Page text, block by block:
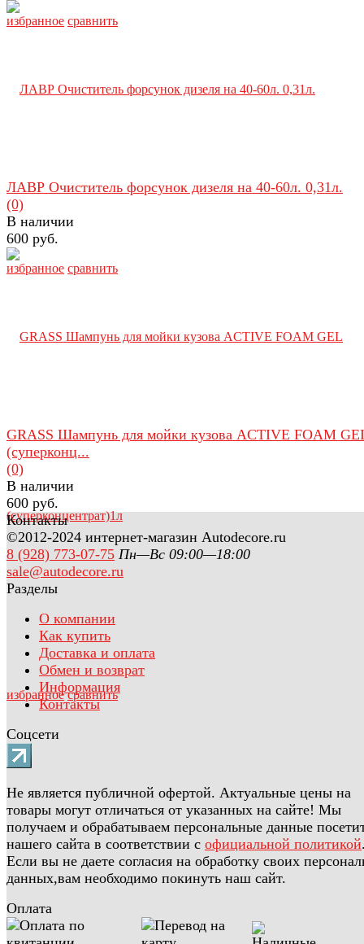
избранное сравнить
избранное сравнить
ЛАВР Очиститель форсунок дизеля на 40-60л. 0,31л.
(0)
В наличии
600 руб.
избранное сравнить
GRASS Шампунь для мойки кузова ACTIVE FOAM
(суперконц...
(0)
В наличии
600 руб.
Контакты
©2012-2024 интернет-магазин Autodecore.ru
8 (928) 773-07-75 Пн—Вс 09:00—18:00
sale@autodecore.ru
Разделы
О компании
Как купить
Доставка и оплата
Обмен и возврат
Информация
Контакты
Соцсети
Не является публичной офертой. Актуальные цены на
товары могут отличаться от указанных на сайте! Мы
получаем и обрабатываем персональные данные
нашего сайта в соответствии с официальной политикой
Если вы не даете согласия на обработку своих
данных,вам необходимо покинуть наш сайт.
Оплата